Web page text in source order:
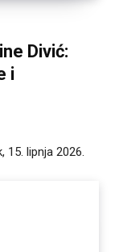
Divić:
i
15. lipnja 2026.